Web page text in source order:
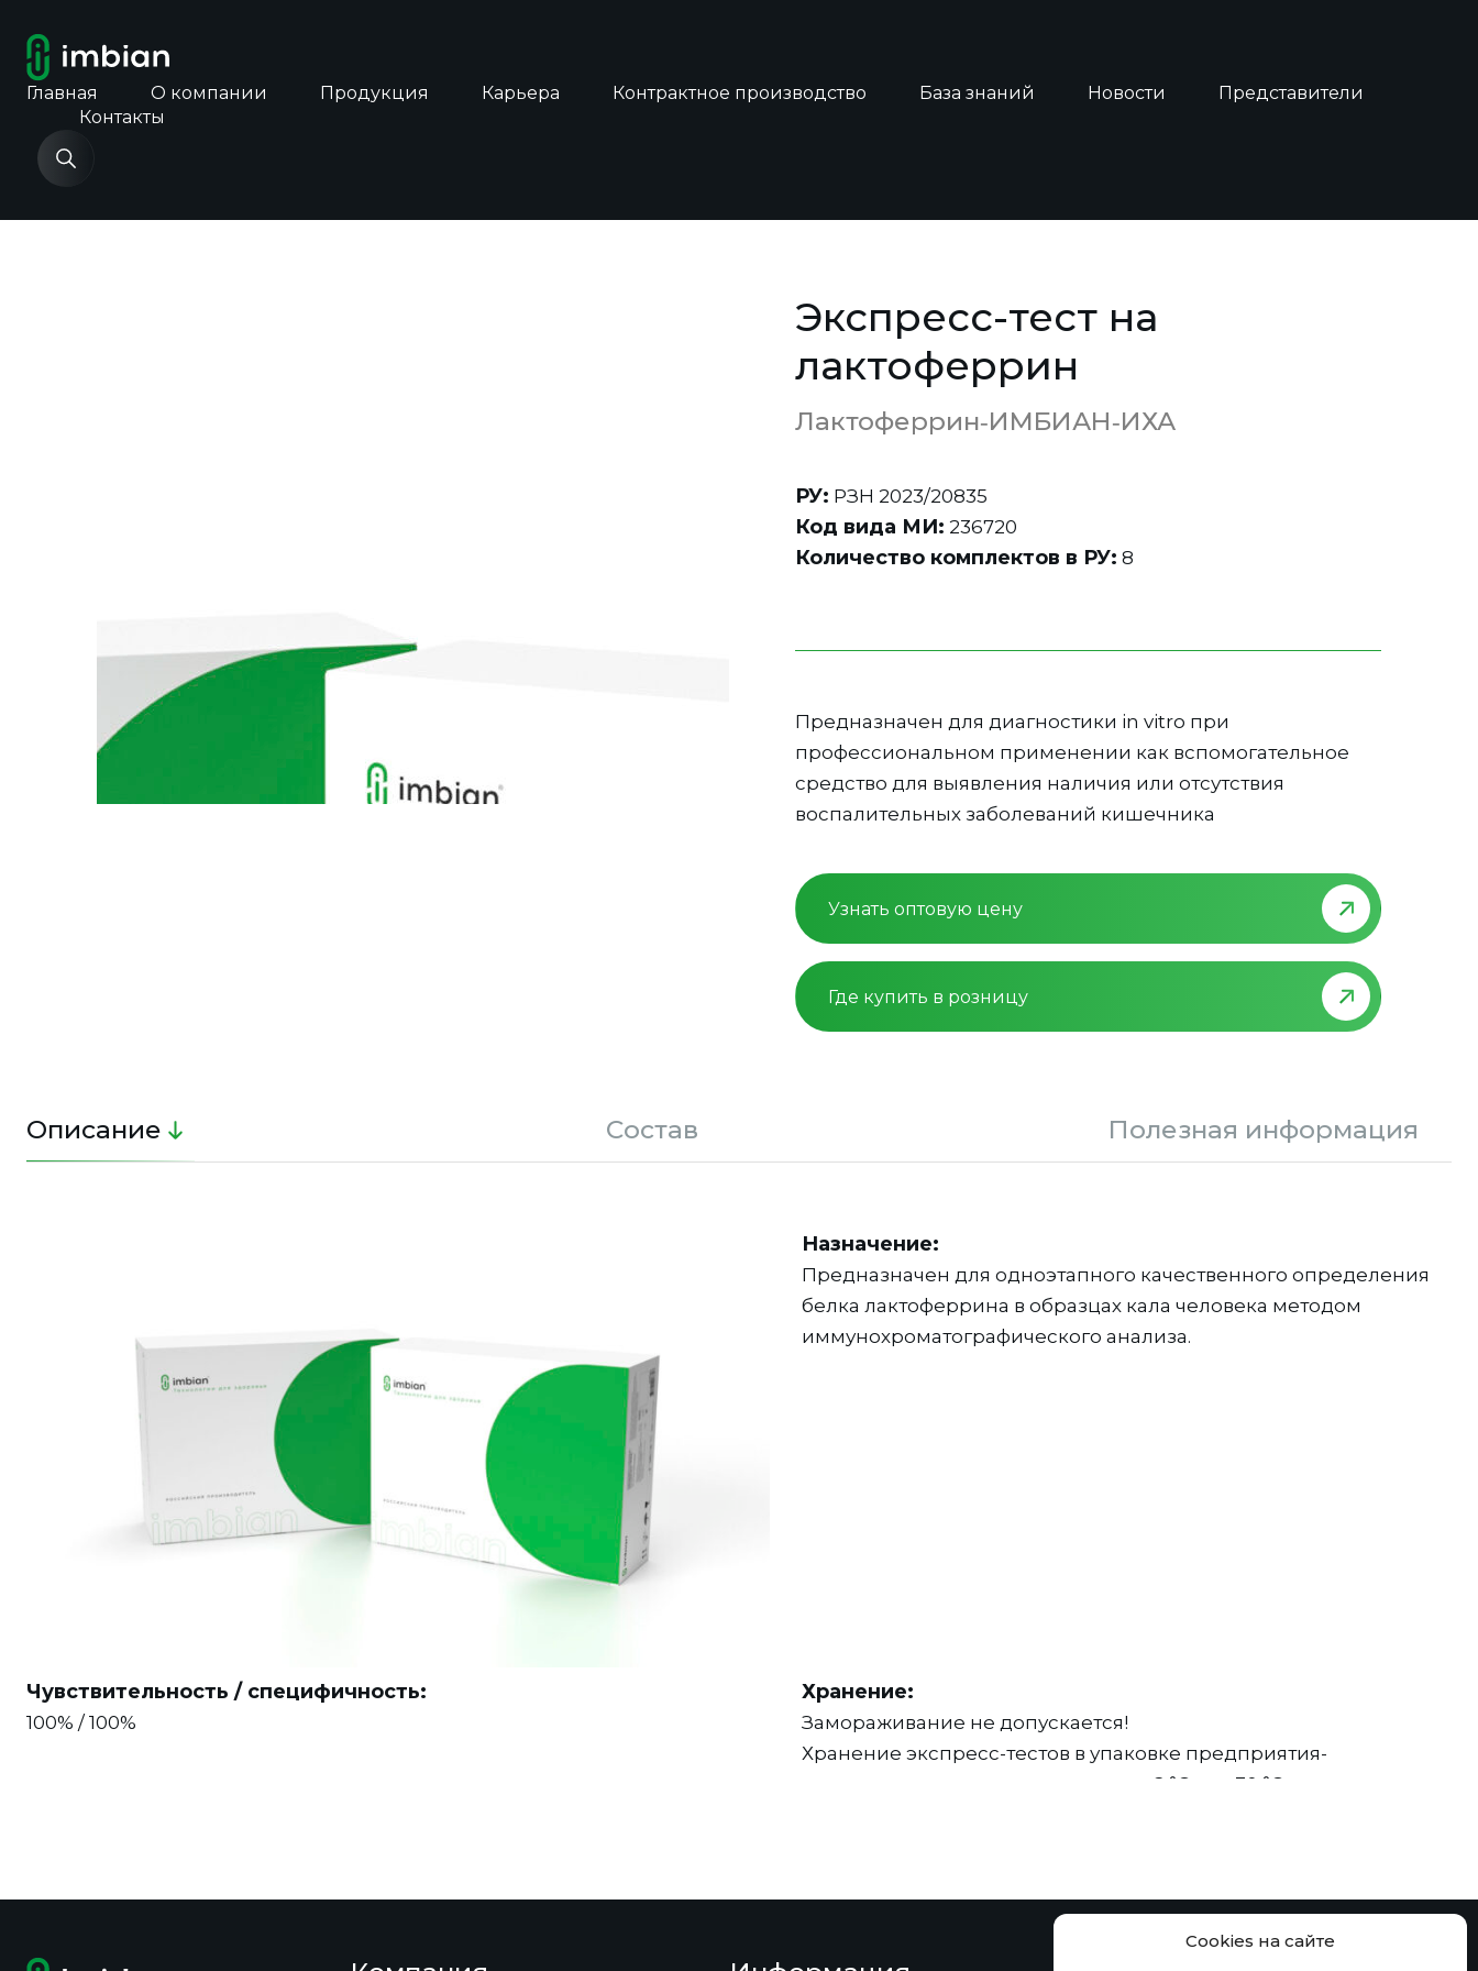
Cookies на сайте
Главная О компании Продукция Карьера Контрактное производство База знаний Новости
Представители
Контакты
Главная
Экспресс-тест на
лактоферрин
Лактоферрин‑ИМБИАН‑ИХА
РУ: РЗН 2023/20835
Код вида МИ: 236720
Количество комплектов в РУ: 8
Предназначен для диагностики in vitro при
профессиональном применении как вспомогательное
средство для выявления наличия или отсутствия
воспалительных заболеваний кишечника
Узнать оптовую цену
Где купить в розницу
Описание Состав Полезная информация
Назначение:
Предназначен для одноэтапного качественного определения
белка лактоферрина в образцах кала человека методом
иммунохроматографического анализа.
Чувствительность / специфичность:
100% / 100%
Хранение:
Замораживание не допускается!
Хранение экспресс-тестов в упаковке предприятия-
изготовителя при температуре от +2 °С до +30 °С в течение